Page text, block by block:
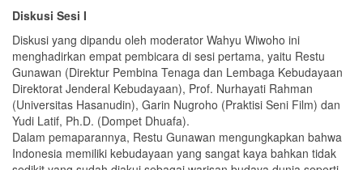
Diskusi Sesi I
Diskusi yang dipandu oleh moderator Wahyu Wiwoho ini
menghadirkan empat pembicara di sesi pertama, yaitu Restu
Gunawan (Direktur Pembina Tenaga dan Lembaga Kebudayaan
Direktorat Jenderal Kebudayaan), Prof. Nurhayati Rahman
(Universitas Hasanudin), Garin Nugroho (Praktisi Seni Film) dan
Yudi Latif, Ph.D. (Dompet Dhuafa).
Dalam pemaparannya, Restu Gunawan mengungkapkan bahwa
Indonesia memiliki kebudayaan yang sangat kaya bahkan tidak